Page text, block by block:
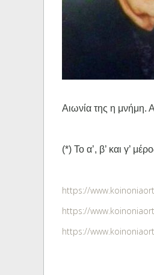
Αιωνία της η μνήμη.
(*) Το α’, β’ και γ’
https://
https://
https://